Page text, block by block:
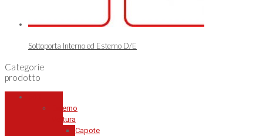
Sottoporta Interno ed Esterno D/E
Categorie
prodotto
Esterno
Vettura
Capote